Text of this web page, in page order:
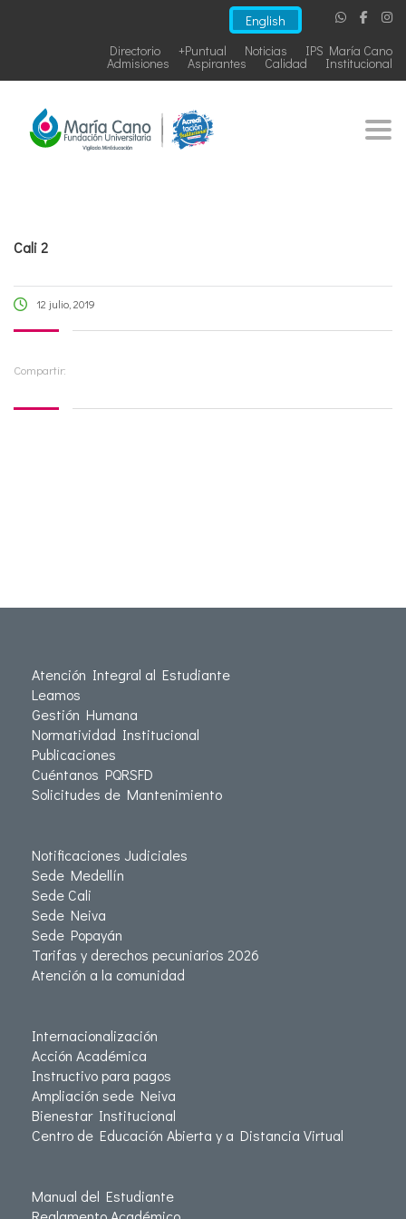
English
IPS María Cano
Noticias
+Puntual
Directorio
Institucional
Calidad
Aspirantes
Admisiones
Cali 2
12 julio, 2019
Compartir:
Atención Integral al Estudiante
Leamos
Gestión Humana
Normatividad Institucional
Publicaciones
Cuéntanos PQRSFD
Solicitudes de Mantenimiento
Notificaciones Judiciales
Sede Medellín
Sede Cali
Sede Neiva
Sede Popayán
Tarifas y derechos pecuniarios 2026
Atención a la comunidad
Internacionalización
Acción Académica
Instructivo para pagos
Ampliación sede Neiva
Bienestar Institucional
Centro de Educación Abierta y a Distancia Virtual
Manual del Estudiante